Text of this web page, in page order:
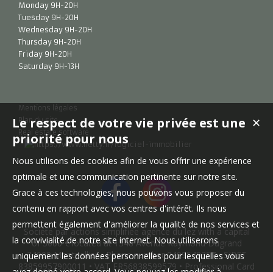
Monday 9H-20H
Tuesday 9H-20H
Wednesday 9H-20H
Thursday 9H-20H
Friday 9H-20H
Saturday 9H-13H
Mentions légales
Plan du site
Real estate software
Société par actions simplifiée agence du lez with a capital
of 3000 € located at 1348 Avenue Raymond Dugrand
34000 Montpellier • Phone number 0499549357 • SIRET
83859957900011 • VAT FR56838599579 • Professional Card
✕
Le respect de votre vie privée est une
priorité pour nous
Nous utilisons des cookies afin de vous offrir une expérience
optimale et une communication pertinente sur notre site.
Grace à ces technologies, nous pouvons vous proposer du
contenu en rapport avec vos centres d'intérêt. Ils nous
permettent également d'améliorer la qualité de nos services et
la convivialité de notre site internet. Nous utiliserons
uniquement les données personnelles pour lesquelles vous